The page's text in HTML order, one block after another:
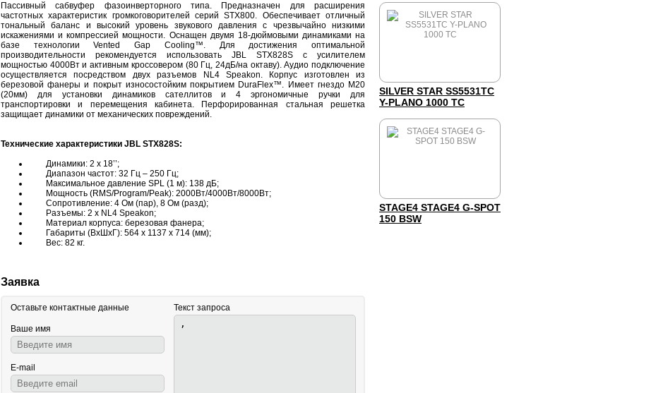
Пассивный сабвуфер фазоинверторного типа. Предназначен для расширения
частотных характеристик громкоговорителей серий STX800. Обеспечивает отличный
тональный баланс и высокий уровень звукового давления с чрезвычайно низкими
искажениями и компрессией мощности. Оснащен двумя 18-дюймовыми динамиками на
базе технологии Vented Gap Cooling™. Для достижения оптимальной
производительности рекомендуется использовать JBL STX828S с усилителем
мощностью 4000Вт и активным кроссовером (80 Гц, 24дБ/на октаву). Аудио подключение
осуществляется посредством двух разъемов NL4 Speakon. Корпус изготовлен из
березовой фанеры и покрыт износостойким покрытием DuraFlex™. Имеет гнездо М20
(20мм) для установки динамиков сателлитов и 4 эргономичные ручки для
транспортировки и перемещения кабинета. Перфорированная стальная решетка
защищает динамики от механических повреждений.
Технические характеристики JBL STX828S:
Динамики: 2 x 18’’;
Диапазон частот: 32 Гц – 250 Гц;
Максимальное давление SPL (1 м): 138 дБ;
Мощность (RMS/Program/Peak): 2000Вт/4000Вт/8000Вт;
Сопротивление: 4 Ом (пар), 8 Ом (разд);
Разъемы: 2 x NL4 Speakon;
Материал корпуса: березовая фанера;
Габариты (ВхШхГ): 564 x 1137 x 714 (мм);
Вес: 82 кг.
Заявка
Оставьте контактные данные
Ваше имя
E-mail
Текст запроса
SILVER STAR SS5531TC
Y-PLANO 1000 TC
STAGE4 STAGE4 G-SPOT
150 BSW